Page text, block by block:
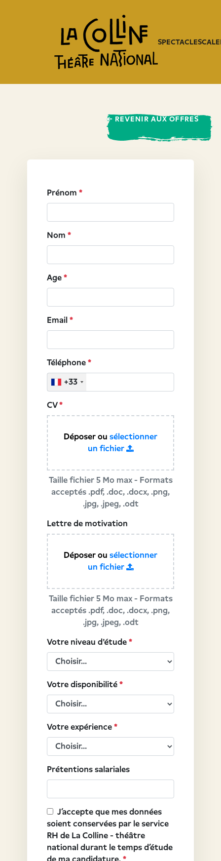
SPECTACLES
← REVENIR AUX OFFRES
Prénom *
Nom *
Age *
Email *
Téléphone *
+33
CV*
Déposer ou sélectionner
un fichier
Taille fichier 5 Mo max - Formats
acceptés .pdf, .doc, .docx, .png,
.jpg, .jpeg, .odt
Lettre de motivation
Déposer ou sélectionner
un fichier
Taille fichier 5 Mo max - Formats
acceptés .pdf, .doc, .docx, .png,
.jpg, .jpeg, .odt
Votre niveau d'étude *
Votre disponibilité *
Votre expérience *
Prétentions salariales
J’accepte que mes données
soient conservées par le service
RH de La Colline - théâtre
national durant le temps d’étude